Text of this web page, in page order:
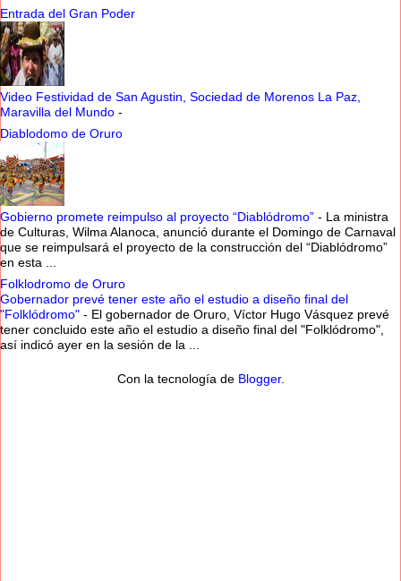
Entrada del Gran Poder
Video Festividad de San Agustin, Sociedad de Morenos La Paz,
Maravilla del Mundo -
Diablodomo de Oruro
Gobierno promete reimpulso al proyecto “Diablódromo” - La ministra
de Culturas, Wilma Alanoca, anunció durante el Domingo de Carnaval
que se reimpulsará el proyecto de la construcción del “Diablódromo”
en esta ...
Folklodromo de Oruro
Gobernador prevé tener este año el estudio a diseño final del
"Folklódromo" - El gobernador de Oruro, Víctor Hugo Vásquez prevé
tener concluido este año el estudio a diseño final del "Folklódromo",
así indicó ayer en la sesión de la ...
Con la tecnología de Blogger.